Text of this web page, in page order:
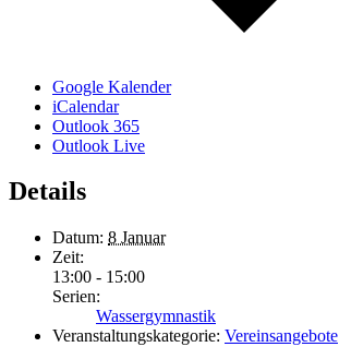
Google Kalender
iCalendar
Outlook 365
Outlook Live
Details
Datum: 8 Januar
Zeit:
13:00 - 15:00
Serien:
Wassergymnastik
Veranstaltungskategorie: Vereinsangebote